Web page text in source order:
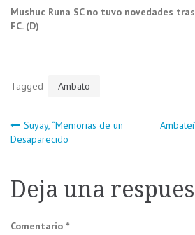
Mushuc Runa SC no tuvo novedades
FC. (D)
Tagged Ambato
Navegación
entradas
Suyay, “Memorias de un
Desaparecido
Deja una
Comentario *